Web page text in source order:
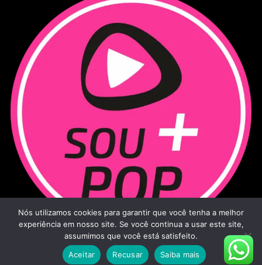
Sou Mais Pop - 2026 Todos os direitos reservados.
Nós utilizamos cookies para garantir que você tenha a melhor
experiência em nosso site. Se você continua a usar este site,
assumimos que você está satisfeito.
Aceitar
Recusar Saiba mais